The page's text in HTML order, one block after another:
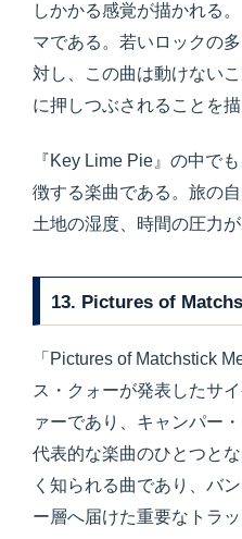
しかかる感覚が描かれる
マである。若いロックの
対し、この曲は動けない
に押しつぶされることを描
『Key Lime Pie』の中で
徴する楽曲である。旅の
土地の湿度、時間の圧力が
13. Pictures of
「Pictures of Matchstick
ス・クォーが発表したサ
ァーであり、キャンパー
代表的な楽曲のひとつと
く知られる曲であり、バ
ー層へ届けた重要なトラッ